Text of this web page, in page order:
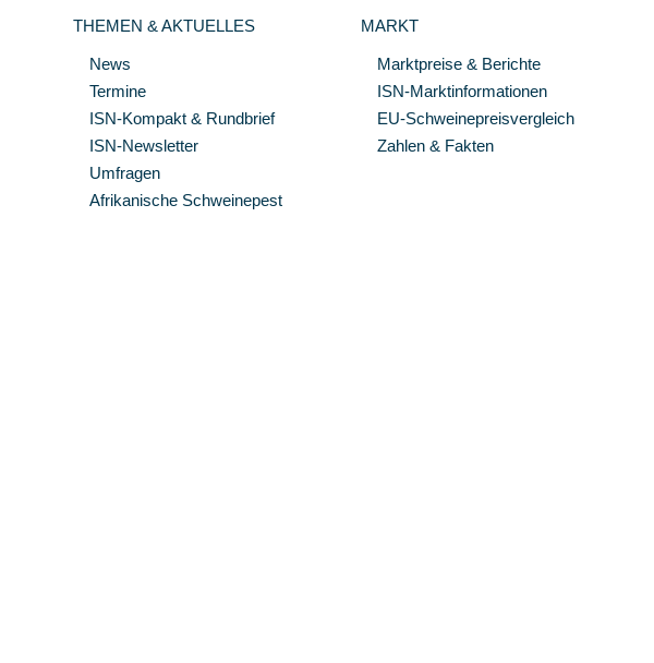
THEMEN & AKTUELLES
News
Termine
ISN-Kompakt & Rundbrief
ISN-Newsletter
Umfragen
Afrikanische Schweinepest
MARKT
Marktpreise & Berichte
ISN-Marktinformationen
EU-Schweinepreisvergleich
Zahlen & Fakten